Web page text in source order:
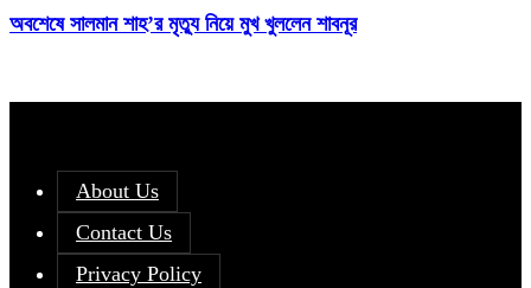
অবশেষে সালমান শাহ’র মৃত্যু নিয়ে মুখ খুললেন শাবনূর
About Us
Contact Us
Privacy Policy